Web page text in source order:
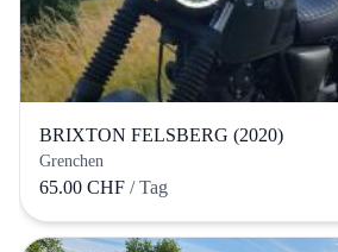
BRIXTON FELSBERG (2020)
Grenchen
65.00 CHF / Tag